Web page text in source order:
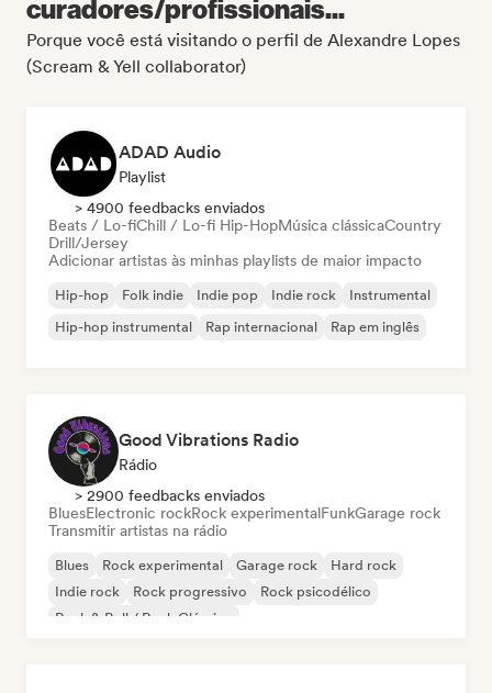
curadores/profissionais...
Porque você está visitando o perfil de Alexandre Lopes
(Scream & Yell collaborator)
ADAD Audio
Playlist
> 4900 feedbacks enviados
Beats / Lo-fiChill / Lo-fi Hip-HopMúsica clássicaCountry
Drill/Jersey
Adicionar artistas às minhas playlists de maior impacto
Hip-hop Folk indie Indie pop Indie rock
Instrumental
Hip-hop instrumental
Rap internacional Rap em inglês
Good Vibrations Radio
Rádio
> 2900 feedbacks enviados
BluesElectronic rockRock experimentalFunkGarage rock
Transmitir artistas na rádio
Blues Rock experimental Garage rock
Hard rock
Indie rock
Rock progressivo
Rock psicodélico
Rock & Roll / Rock Clássico